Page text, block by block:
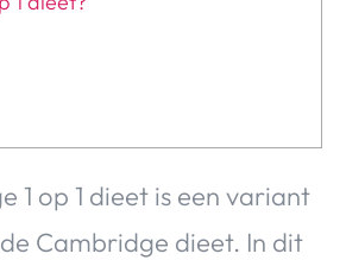
1 op 1 dieet is een variant
Cambridge dieet. In dit